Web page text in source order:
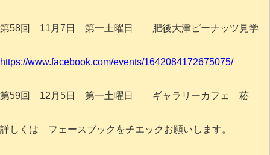
第58回 11月7日 第一土曜日 肥後大津ピーナッツ見学
https://www.facebook.com/events/1642084172675075/
第59回 12月5日 第一土曜日 ギャラリーカフェ 菘
詳しくは フェースブックをチエックお願いします。